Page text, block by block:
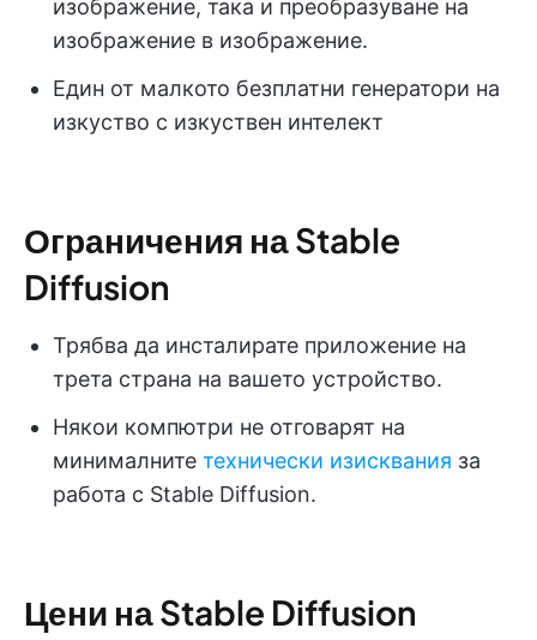
изображение, така и преобразуване на
изображение в изображение.
Един от малкото безплатни генератори на
изкуство с изкуствен интелект
Ограничения на Stable
Diffusion
Трябва да инсталирате приложение на
трета страна на вашето устройство.
Някои компютри не отговарят на
минималните технически изисквания за
работа с Stable Diffusion.
Цени на Stable Diffusion